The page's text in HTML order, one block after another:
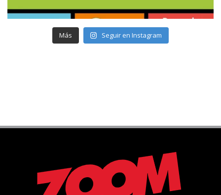
Más Seguir en Instagram